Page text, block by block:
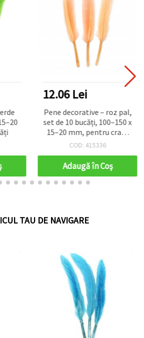
12.06 Lei
Pene decorative – roz pal,
set de 10 bucăți, 100–150 x
15–20 mm, pentru craft,
decorațiuni și
COD: 415336
Adaugă în Coş
TAU DE NAVIGARE